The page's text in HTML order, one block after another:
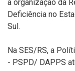
a organização da
Deficiência no
Sul.
Na SES/RS, a
- PSPD/ DAPPS